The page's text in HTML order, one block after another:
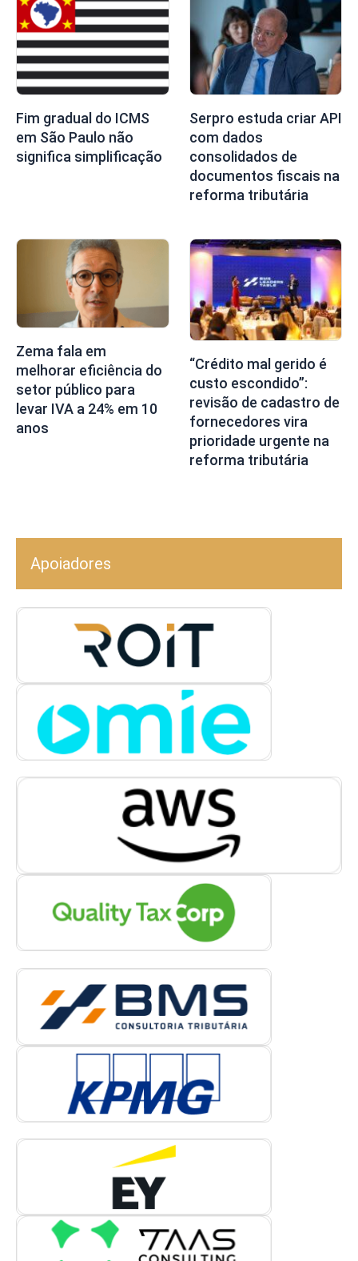
Fim gradual do ICMS
em São Paulo não
significa simplificação
Serpro estuda criar API
com dados
consolidados de
documentos fiscais na
reforma tributária
Zema fala em
melhorar eficiência do
setor público para
levar IVA a 24% em 10
anos
“Crédito mal gerido é
custo escondido”:
revisão de cadastro de
fornecedores vira
prioridade urgente na
reforma tributária
Apoiadores